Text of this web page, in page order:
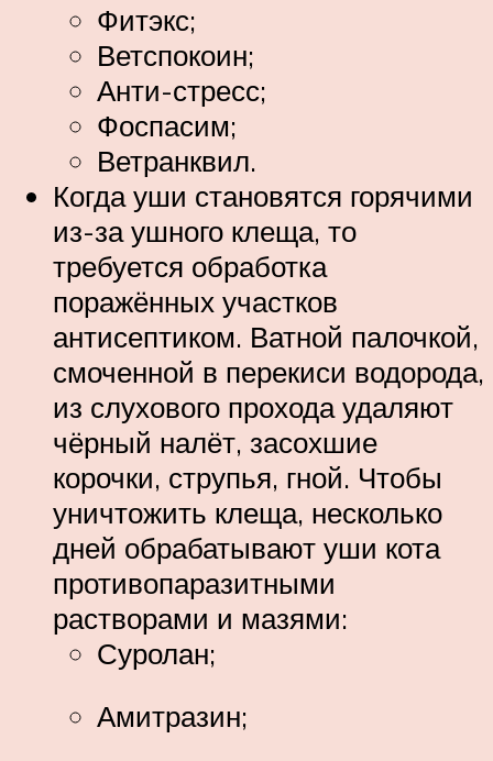
Фитэкс;
Ветспокоин;
Анти-стресс;
Фоспасим;
Ветранквил.
Когда уши становятся горячими
из-за ушного клеща, то
требуется обработка
поражённых участков
антисептиком. Ватной палочкой,
смоченной в перекиси водорода,
из слухового прохода удаляют
чёрный налёт, засохшие
корочки, струпья, гной. Чтобы
уничтожить клеща, несколько
дней обрабатывают уши кота
противопаразитными
растворами и мазями:
Суролан;
Амитразин;